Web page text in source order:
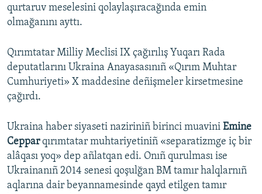
qurtaruv meselesini qolaylaşıracağında emin
olmağanını ayttı.
Qırımtatar Milliy Meclisi IX çağırılış Yuqarı Rada
deputatlarını Ukraina Anayasasınıñ «Qırım Muhtar
Cumhuriyeti» X maddesine deñişmeler kirsetmesine
çağırdı.
Ukraina haber siyaseti naziriniñ birinci muavini Emine
Cepparqırımtatar muhtariyetiniñ «separatizmge iç bir
alâqası yoq» dep añlatqan edi. Onıñ qurulması ise
Ukrainanıñ 2014 senesi qoşulğan BM tamır halqlarnıñ
aqlarına dair beyannamesinde qayd etilgen tamır